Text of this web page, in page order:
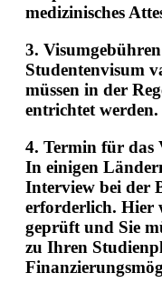
medizinisches
3.
Studentenvisum
müssen in der
entrichtet werden.
4. Termin für das
In einigen
Interview bei der
erforderlich. Hier
geprüft und Sie
zu Ihren